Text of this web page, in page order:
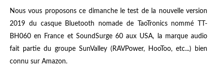
Nous vous proposons ce dimanche le test de la nouvelle version
2019 du casque Bluetooth nomade de TaoTronics nommé
TT-
BH060 en France et SoundSurge 60 aux USA, la marque audio
fait partie du groupe SunValley (RAVPower, HooToo, etc...) bien
connu sur Amazon.